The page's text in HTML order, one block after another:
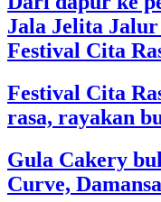
Jala Jelita
Festival Cita
Festival Cita
rasa, rayakan
Gula Cakery
Curve,